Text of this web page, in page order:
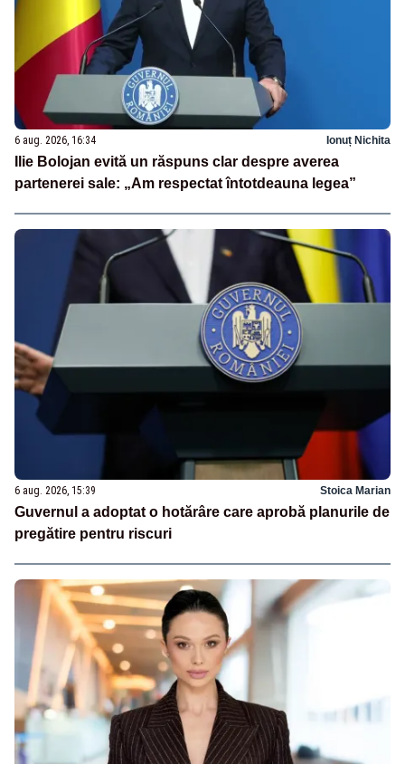
6 aug. 2026, 16:34 Ionuț Nichita
Ilie Bolojan evită un răspuns clar despre averea
partenerei sale: „Am respectat întotdeauna legea”
6 aug. 2026, 15:39 Stoica Marian
Guvernul a adoptat o hotărâre care aprobă planurile de
pregătire pentru riscuri